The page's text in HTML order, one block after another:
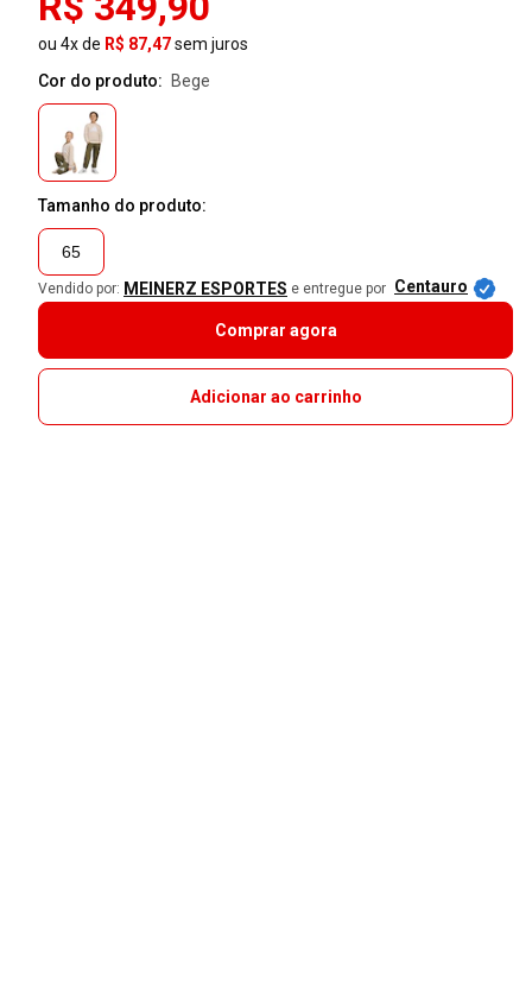
ou 4x de R$ 87,47sem juros
Cor do produto:
bege
Tamanho do produto:
65
Vendido por: MEINERZ ESPORTES e entregue por Centauro
Comprar agora
Adicionar ao carrinho